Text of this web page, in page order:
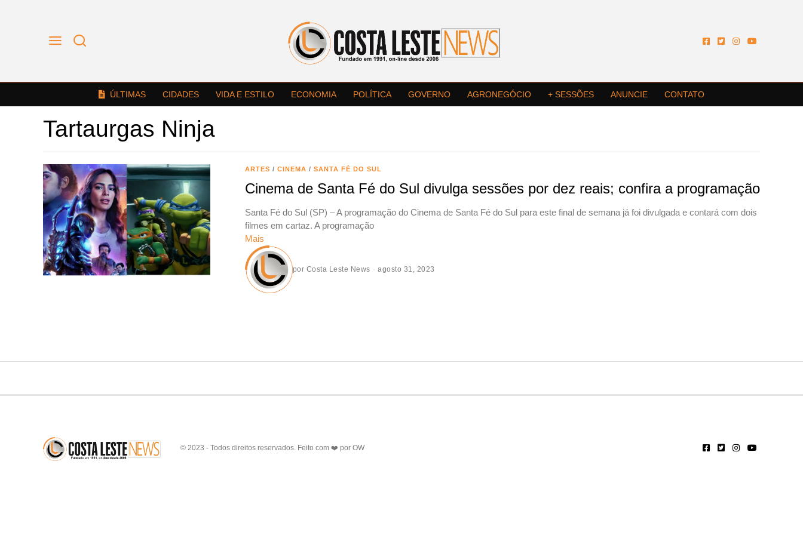
ÚLTIMAS CIDADES VIDA E ESTILO ECONOMIA POLÍTICA GOVERNO AGRONEGÓCIO + SESSÕES ANUNCIE CONTATO
Tartaurgas Ninja
ARTES / CINEMA / SANTA FÉ DO SUL
Cinema de Santa Fé do Sul divulga sessões por dez reais; confira a programação
Santa Fé do Sul (SP) – A programação do Cinema de Santa Fé do Sul para este final de semana já foi divulgada e contará com dois
filmes em cartaz. A programação
Mais
por Costa Leste News agosto 31, 2023
© 2023 - Todos direitos reservados. Feito com ❤️ por OW